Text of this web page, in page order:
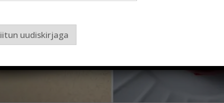
uudiskirjaga